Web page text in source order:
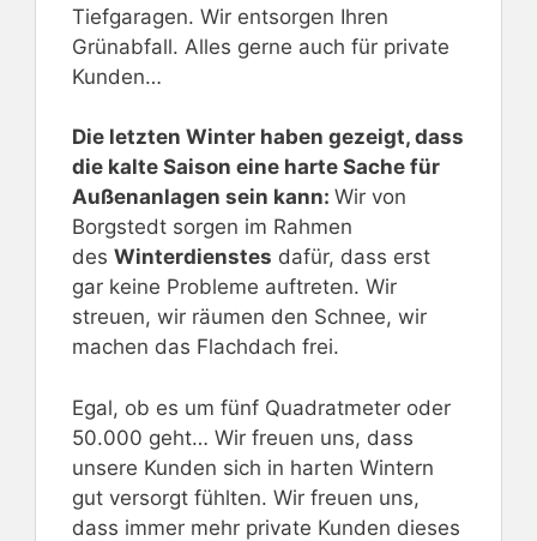
Tiefgaragen. Wir entsorgen Ihren
Grünabfall. Alles gerne auch für private
Kunden…
Die letzten Winter haben gezeigt, dass
die kalte Saison eine harte Sache für
Außenanlagen sein kann: Wir von
Borgstedt sorgen im Rahmen
des Winterdienstes dafür, dass erst
gar keine Probleme auftreten. Wir
streuen, wir räumen den Schnee, wir
machen das Flachdach frei.
Egal, ob es um fünf Quadratmeter oder
50.000 geht… Wir freuen uns, dass
unsere Kunden sich in harten Wintern
gut versorgt fühlten. Wir freuen uns,
dass immer mehr private Kunden dieses